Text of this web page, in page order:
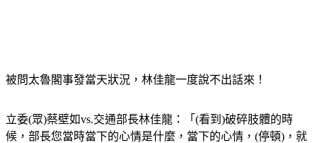
立委(眾)蔡壁如vs.交通部長林佳龍：「(看到)破碎肢體的時